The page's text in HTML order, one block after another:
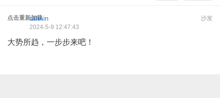
点击重新加载 沙发
admin
2024-5-9 12:47:43
大势所趋，一步步来吧！